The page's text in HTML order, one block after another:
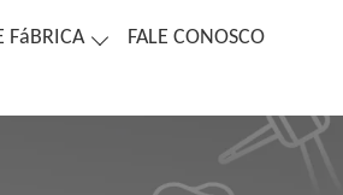
FáBRICA
FALE CONOSCO